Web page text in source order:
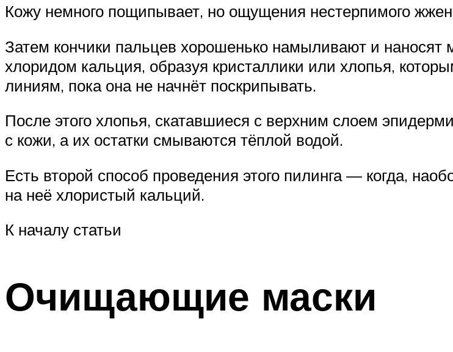
Кожу немного пощипывает, но ощущения нестерпимого
Затем кончики пальцев хорошенько намыливают и
хлоридом кальция, образуя кристаллики или хлопья,
линиям, пока она не начнёт поскрипывать.
После этого хлопья, скатавшиеся с верхним слоем
с кожи, а их остатки смываются тёплой водой.
Есть второй способ проведения этого пилинга — когда,
на неё хлористый кальций.
К началу статьи
Очищающие маски